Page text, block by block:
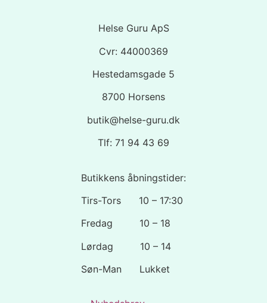
Helse Guru ApS
Cvr: 44000369
Hestedamsgade 5
8700 Horsens
butik@helse-guru.dk
Tlf: 71 94 43 69
Butikkens åbningstider:
Tirs-Tors 10 – 17:30
Fredag 10 – 18
Lørdag 10 – 14
Søn-Man Lukket